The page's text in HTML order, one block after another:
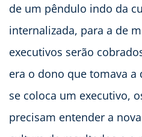
de um pêndulo indo da
internalizada, para a de
executivos serão
era o dono que tomava a
se coloca um executivo,
precisam entender a